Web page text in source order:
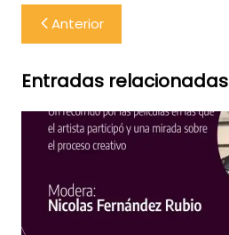
Navegación
de
entradas
Anterior
Entradas relacionadas